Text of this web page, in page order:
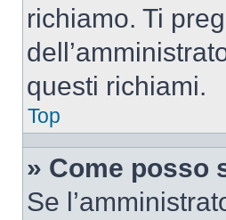
richiamo. Ti
questi richiami.
Top
» Come posso
Se